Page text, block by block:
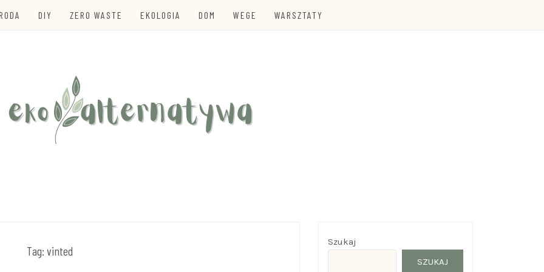
DIY ZERO WASTE EKOLOGIA DOM WEGE WARSZTATY
Tag: vinted
Szukaj
SZUKAJ